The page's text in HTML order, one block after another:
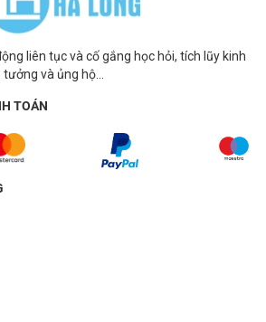
liên tục và cố gắng học hỏi, tích lũy kinh
và ủng hộ...
TOÁN